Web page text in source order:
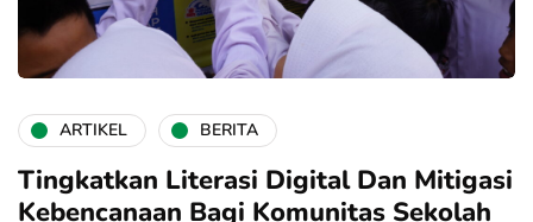
ARTIKEL BERITA
Tingkatkan Literasi Digital Dan Mitigasi
Kebencanaan Bagi Komunitas Sekolah